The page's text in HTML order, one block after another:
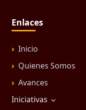
Enlaces
Inicio
Quienes Somos
Avances
Iniciativas